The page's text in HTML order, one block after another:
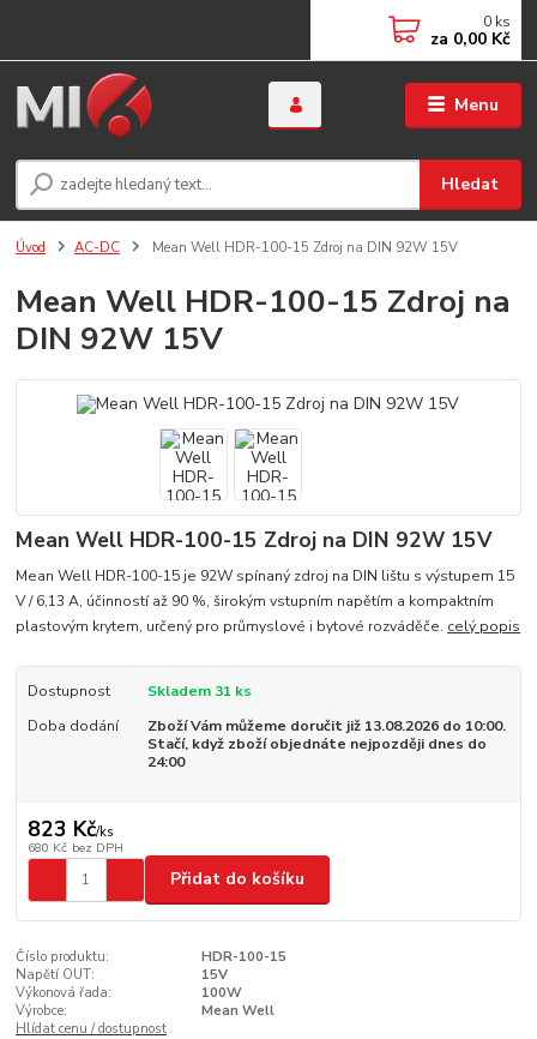
Menu
Hledat
0 ks
za 0,00 Kč
Úvod AC-DC Mean Well HDR-100-15 Zdroj na DIN 92W 15V
Mean Well HDR-100-15 Zdroj na
DIN 92W 15V
Mean Well HDR-100-15 Zdroj na DIN 92W 15V
Mean Well HDR-100-15 je 92W spínaný zdroj na DIN lištu s výstupem 15
V / 6,13 A, účinností až 90 %, širokým vstupním napětím a kompaktním
plastovým krytem, určený pro průmyslové i bytové rozváděče. celý popis
Dostupnost
Skladem 31 ks
Doba dodání
Zboží Vám můžeme doručit již 13.08.2026 do 10:00.
Stačí, když zboží objednáte nejpozději dnes do
24:00
823 Kč/ks
680 Kč bez DPH
Přidat do košíku
Číslo produktu:
HDR-100-15
Napětí OUT:
15V
Výkonová řada:
100W
Výrobce:
Mean Well
Hlídat cenu / dostupnost